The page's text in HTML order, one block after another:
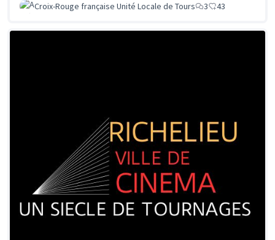
Croix-Rouge française Unité Locale de Tours
3 43